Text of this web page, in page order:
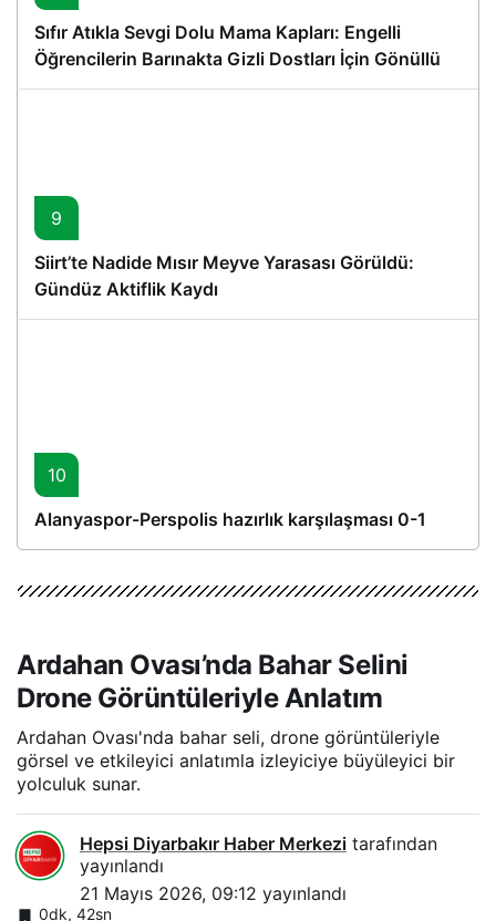
Sıfır Atıkla Sevgi Dolu Mama Kapları: Engelli
Öğrencilerin Barınakta Gizli Dostları İçin Gönüllü
Proje
9
Siirt’te Nadide Mısır Meyve Yarasası Görüldü:
Gündüz Aktiflik Kaydı
10
Alanyaspor-Perspolis hazırlık karşılaşması 0-1
Ardahan Ovası’nda Bahar Selini
Drone Görüntüleriyle Anlatım
Ardahan Ovası'nda bahar seli, drone görüntüleriyle
görsel ve etkileyici anlatımla izleyiciye büyüleyici bir
yolculuk sunar.
Hepsi Diyarbakır Haber Merkezi tarafından
yayınlandı
21 Mayıs 2026, 09:12 yayınlandı
0dk, 42sn